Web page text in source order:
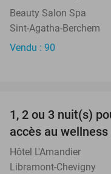
Beauty Salon Spa
Sint-Agatha-Berchem
Vendu : 90
TODAY
1, 2 ou 3 nuit(s)
accès au
Hôtel L'Amandier
Libramont-Chevigny